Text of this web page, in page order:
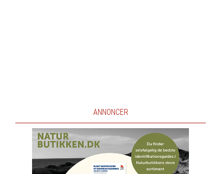
ANNONCER